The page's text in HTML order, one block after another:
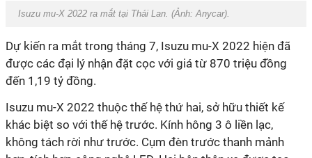
Isuzu mu-X 2022 ra mắt tại Thái Lan. (Ảnh: Anycar).
Dự kiến ra mắt trong tháng 7, Isuzu mu-X 2022 hiện đã
được các đại lý nhận đặt cọc với giá từ 870 triệu đồng
đến 1,19 tỷ đồng.
Isuzu mu-X 2022 thuộc thế hệ thứ hai, sở hữu thiết kế
khác biệt so với thế hệ trước. Kính hông 3 ô liền lạc,
không tách rời như trước. Cụm đèn trước thanh mảnh